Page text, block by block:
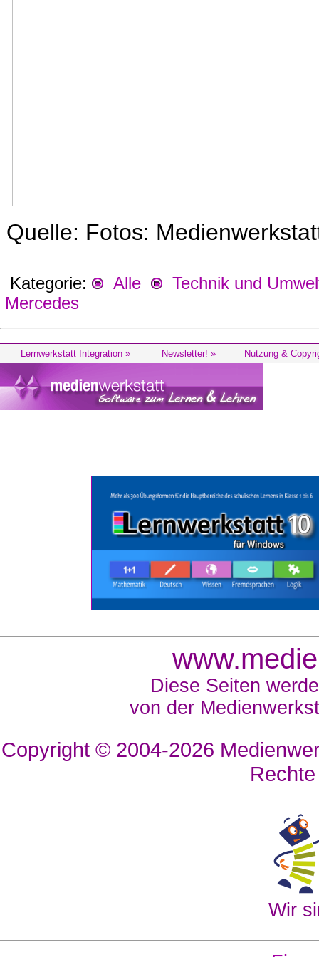
Quelle: Fotos:
Kategorie: Alle
Technik und
Mercedes
Lernwerkstatt Integration » Newsletter! » Nutzung &
Diese Seiten
von der
Copyright © 2004-2026
Wir